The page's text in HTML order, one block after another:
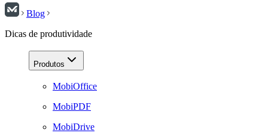
Blog
Dicas de produtividade
Produtos
MobiOffice
MobiPDF
MobiDrive